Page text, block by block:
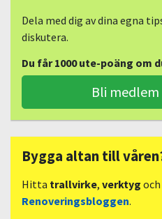
Dela med dig av dina egna
diskutera.
Du får 1000 ute-poäng om
Bli
Bygga altan till
Hitta trallvirke, verktyg och
Renoveringsbloggen.